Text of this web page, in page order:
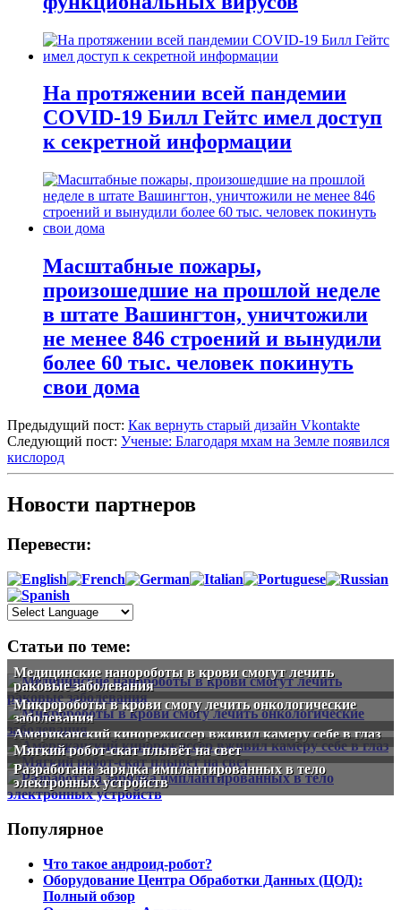
На протяжении всей пандемии
COVID-19 Билл Гейтс имел доступ
к секретной информации
Масштабные пожары,
произошедшие на прошлой неделе
в штате Вашингтон, уничтожили
не менее 846 строений и вынудили
более 60 тыс. человек покинуть
свои дома
Предыдущий пост: Как вернуть старый дизайн Vkontakte
Следующий пост: Ученые: Благодаря мхам на Земле появился
кислород
Новости партнеров
Перевести:
Статьи по теме:
Медицинские нанороботы в крови смогут лечить
раковые заболевания
Микророботы в крови смогу лечить онкологические
заболевания
Американский кинорежиссер вживил камеру себе в глаз
Мягкий робот-скат плывёт на свет
Разработана зарядка имплантированных в тело
электронных устройств
Популярное
Что такое андроид-робот?
Оборудование Центра Обработки Данных (ЦОД):
Полный обзор